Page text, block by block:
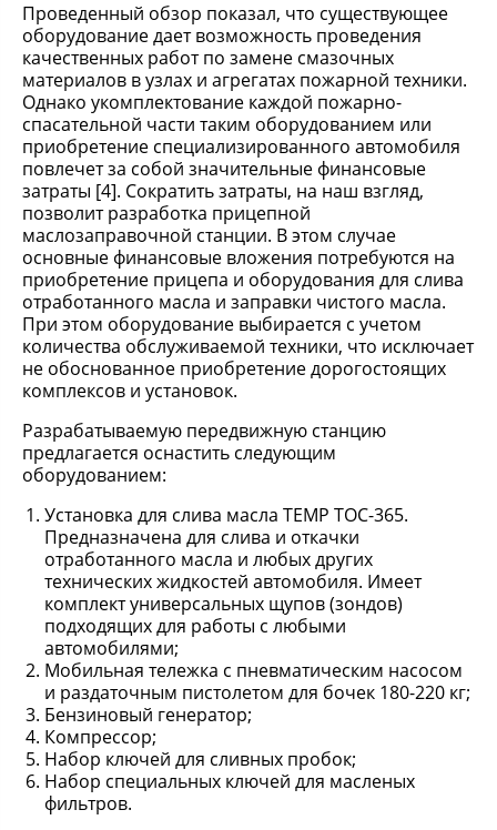
Проведенный обзор показал, что существующее
оборудование дает возможность проведения
качественных работ по замене смазочных
материалов в узлах и агрегатах пожарной техники.
Однако укомплектование каждой пожарно-
спасательной части таким оборудованием или
приобретение специализированного автомобиля
повлечет за собой значительные финансовые
затраты [4]. Сократить затраты, на наш взгляд,
позволит разработка прицепной
маслозаправочной станции. В этом случае
основные финансовые вложения потребуются на
приобретение прицепа и оборудования для слива
отработанного масла и заправки чистого масла.
При этом оборудование выбирается с учетом
количества обслуживаемой техники, что исключает
не обоснованное приобретение дорогостоящих
комплексов и установок.
Разрабатываемую передвижную станцию
предлагается оснастить следующим
оборудованием:
Установка для слива масла TEMP TOC-365.
Предназначена для слива и откачки
отработанного масла и любых других
технических жидкостей автомобиля. Имеет
комплект универсальных щупов (зондов)
подходящих для работы с любыми
автомобилями;
Мобильная тележка с пневматическим насосом
и раздаточным пистолетом для бочек 180-220 кг;
Бензиновый генератор;
Компрессор;
Набор ключей для сливных пробок;
Набор специальных ключей для масленых
фильтров.